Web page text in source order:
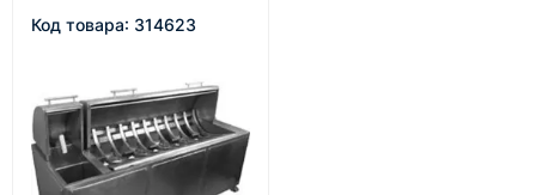
Код товара: 314623